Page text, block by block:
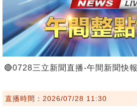
🔴0728三立新聞直播-午間新聞快報
直播時間：2026/07/28 11:30